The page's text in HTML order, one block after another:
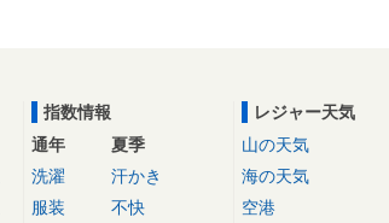
指数情報
通年
洗濯
服装
夏季
汗かき
不快
レジャー天気
山の天気
海の天気
空港